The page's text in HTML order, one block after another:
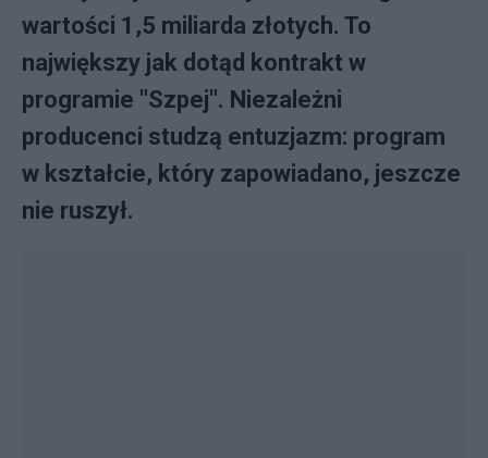
wartości 1,5 miliarda złotych. To
największy jak dotąd kontrakt w
programie "Szpej". Niezależni
producenci studzą entuzjazm: program
w kształcie, który zapowiadano, jeszcze
nie ruszył.